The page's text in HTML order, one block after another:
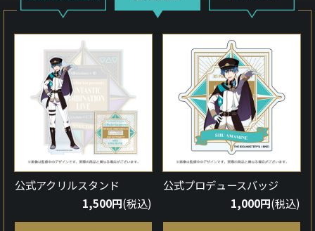
公式アクリルスタンド
1,500円(税込)
公式プロデュースバッジ
1,000円(税込)